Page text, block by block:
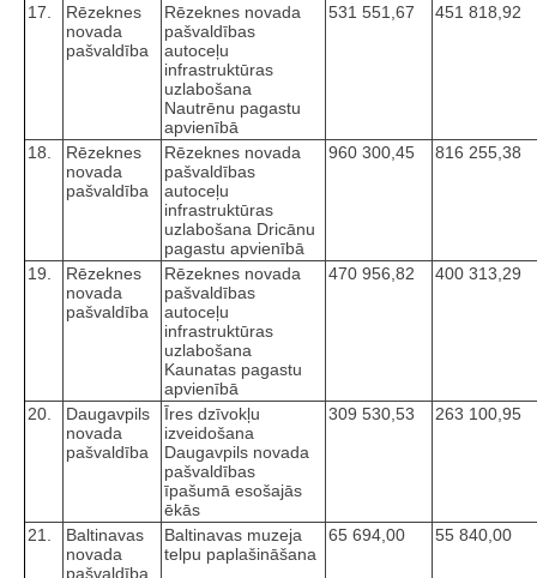
17.
Rēzeknes
novada
pašvaldība
Rēzeknes novada
pašvaldības
autoceļu
infrastruktūras
uzlabošana
Nautrēnu pagastu
apvienībā
531 551,67 451 818,92
18.
Rēzeknes
novada
pašvaldība
Rēzeknes novada
pašvaldības
autoceļu
infrastruktūras
uzlabošana Dricānu
pagastu apvienībā
960 300,45 816 255,38
19.
Rēzeknes
novada
pašvaldība
Rēzeknes novada
pašvaldības
autoceļu
infrastruktūras
uzlabošana
Kaunatas pagastu
apvienībā
470 956,82 400 313,29
20.
Daugavpils
novada
pašvaldība
Īres dzīvokļu
izveidošana
Daugavpils novada
pašvaldības
īpašumā esošajās
ēkās
309 530,53 263 100,95
21.
Baltinavas
novada
pašvaldība
Baltinavas muzeja
telpu paplašināšana
65 694,00 55 840,00